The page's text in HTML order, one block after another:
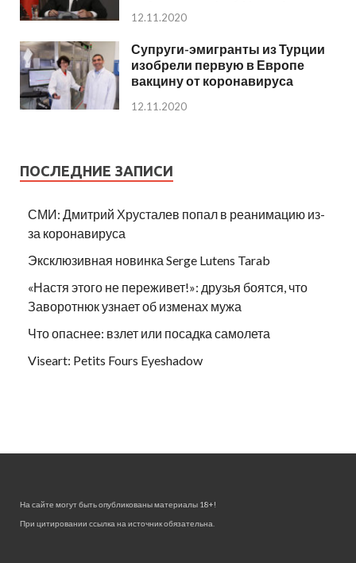
12.11.2020
Супруги-эмигранты из Турции
изобрели первую в Европе
вакцину от коронавируса
12.11.2020
ПОСЛЕДНИЕ ЗАПИСИ
СМИ: Дмитрий Хрусталев попал в реанимацию из-
за коронавируса
Эксклюзивная новинка Serge Lutens Tarab
«Настя этого не переживет!»: друзья боятся, что
Заворотнюк узнает об изменах мужа
Что опаснее: взлет или посадка самолета
Viseart: Petits Fours Eyeshadow
На сайте могут быть опубликованы материалы 18+!
При цитировании ссылка на источник обязательна.